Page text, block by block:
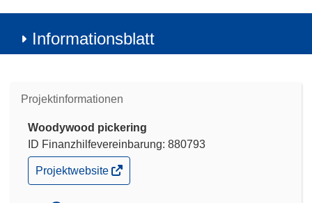
Informationsblatt
Projektinformationen
Woodywood pickering
ID Finanzhilfevereinbarung: 880793
(öffnet
in
Projektwebsite